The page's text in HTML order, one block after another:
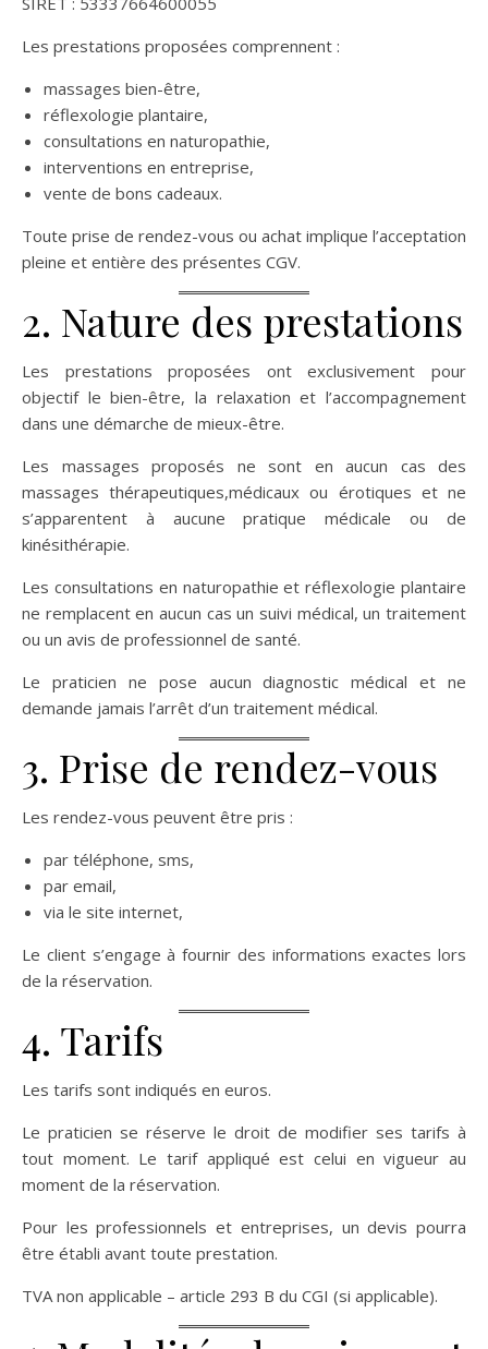
Les prestations proposées comprennent :
massages bien-être,
réflexologie plantaire,
consultations en naturopathie,
interventions en entreprise,
vente de bons cadeaux.
Toute prise de rendez-vous ou achat implique l’acceptation
pleine et entière des présentes CGV.
2. Nature des prestations
Les prestations proposées ont exclusivement pour
objectif le bien-être, la relaxation et l’accompagnement
dans une démarche de mieux-être.
Les massages proposés ne sont en aucun cas des
massages thérapeutiques,médicaux ou érotiques et ne
s’apparentent à aucune pratique médicale ou de
kinésithérapie.
Les consultations en naturopathie et réflexologie plantaire
ne remplacent en aucun cas un suivi médical, un traitement
ou un avis de professionnel de santé.
Le praticien ne pose aucun diagnostic médical et ne
demande jamais l’arrêt d’un traitement médical.
3. Prise de rendez-vous
Les rendez-vous peuvent être pris :
par téléphone, sms,
par email,
via le site internet,
Le client s’engage à fournir des informations exactes lors
de la réservation.
4. Tarifs
Les tarifs sont indiqués en euros.
Le praticien se réserve le droit de modifier ses tarifs à
tout moment. Le tarif appliqué est celui en vigueur au
moment de la réservation.
Pour les professionnels et entreprises, un devis pourra
être établi avant toute prestation.
TVA non applicable – article 293 B du CGI (si applicable).